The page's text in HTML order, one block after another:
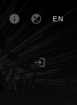
EN